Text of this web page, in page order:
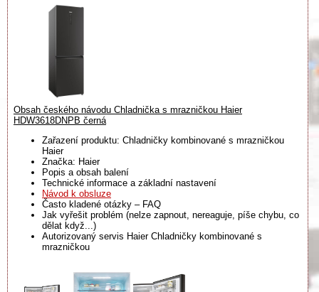
Obsah českého návodu Chladnička s mrazničkou Haier
HDW3618DNPB černá
Zařazení produktu: Chladničky kombinované s mrazničkou
Haier
Značka: Haier
Popis a obsah balení
Technické informace a základní nastavení
Návod k obsluze
Často kladené otázky – FAQ
Jak vyřešit problém (nelze zapnout, nereaguje, píše chybu, co
dělat když...)
Autorizovaný servis Haier Chladničky kombinované s
mrazničkou